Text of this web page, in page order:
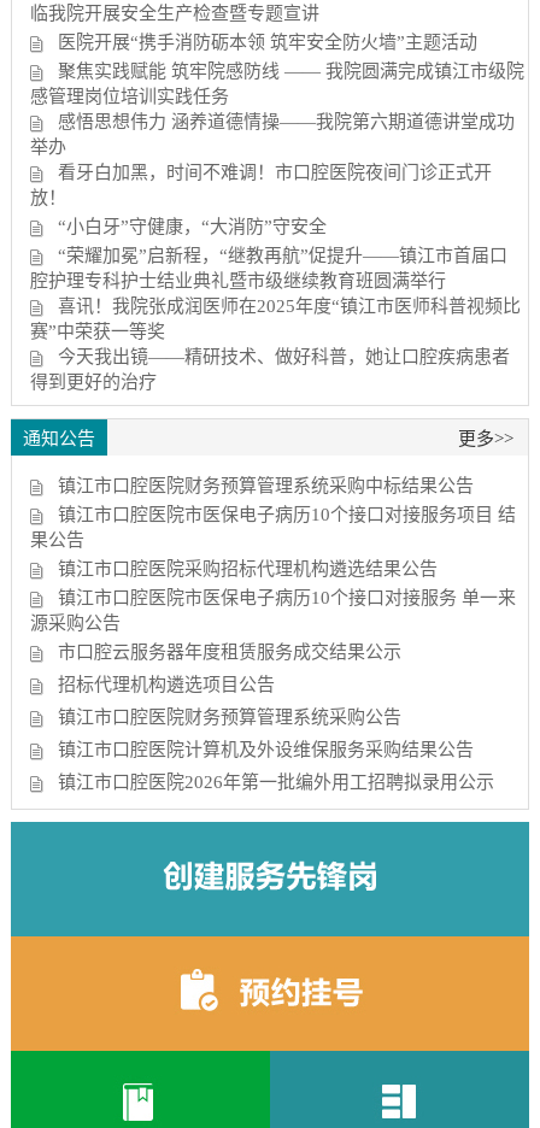
临我院开展安全生产检查暨专题宣讲
医院开展“携手消防砺本领 筑牢安全防火墙”主题活动
聚焦实践赋能 筑牢院感防线 —— 我院圆满完成镇江市级院
感管理岗位培训实践任务
感悟思想伟力 涵养道德情操——我院第六期道德讲堂成功
举办
看牙白加黑，时间不难调！市口腔医院夜间门诊正式开
放！
“小白牙”守健康，“大消防”守安全
“荣耀加冕”启新程，“继教再航”促提升——镇江市首届口
腔护理专科护士结业典礼暨市级继续教育班圆满举行
喜讯！我院张成润医师在2025年度“镇江市医师科普视频比
赛”中荣获一等奖
今天我出镜——精研技术、做好科普，她让口腔疾病患者
得到更好的治疗
通知公告 更多>>
镇江市口腔医院财务预算管理系统采购中标结果公告
镇江市口腔医院市医保电子病历10个接口对接服务项目 结
果公告
镇江市口腔医院采购招标代理机构遴选结果公告
镇江市口腔医院市医保电子病历10个接口对接服务 单一来
源采购公告
市口腔云服务器年度租赁服务成交结果公示
招标代理机构遴选项目公告
镇江市口腔医院财务预算管理系统采购公告
镇江市口腔医院计算机及外设维保服务采购结果公告
镇江市口腔医院2026年第一批编外用工招聘拟录用公示